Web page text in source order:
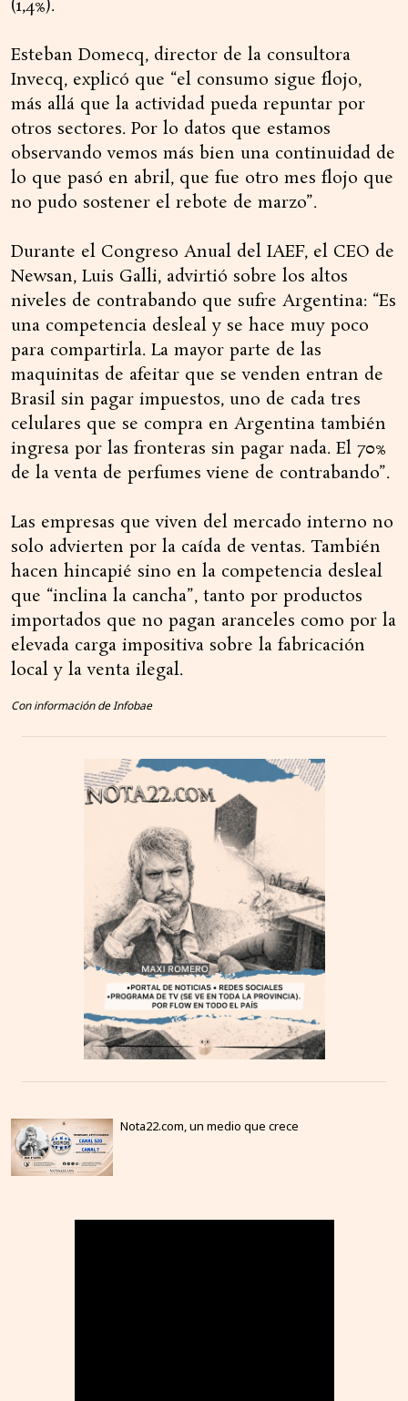
(1,4%).
Esteban Domecq, director de la consultora
Invecq, explicó que “el consumo sigue flojo,
más allá que la actividad pueda repuntar por
otros sectores. Por lo datos que estamos
observando vemos más bien una continuidad de
lo que pasó en abril, que fue otro mes flojo que
no pudo sostener el rebote de marzo”.
Durante el Congreso Anual del IAEF, el CEO de
Newsan, Luis Galli, advirtió sobre los altos
niveles de contrabando que sufre Argentina: “Es
una competencia desleal y se hace muy poco
para compartirla. La mayor parte de las
maquinitas de afeitar que se venden entran de
Brasil sin pagar impuestos, uno de cada tres
celulares que se compra en Argentina también
ingresa por las fronteras sin pagar nada. El 70%
de la venta de perfumes viene de contrabando”.
Las empresas que viven del mercado interno no
solo advierten por la caída de ventas. También
hacen hincapié sino en la competencia desleal
que “inclina la cancha”, tanto por productos
importados que no pagan aranceles como por la
elevada carga impositiva sobre la fabricación
local y la venta ilegal.
Con información de Infobae
Nota22.com, un medio que crece